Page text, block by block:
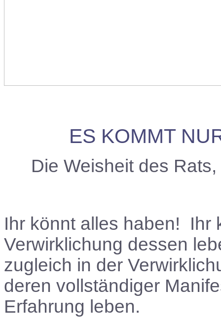
ES KOMMT
Die Weisheit des
Ihr könnt alles haben! Ihr
Verwirklichung dessen
zugleich in der
deren vollständiger
Erfahrung leben.